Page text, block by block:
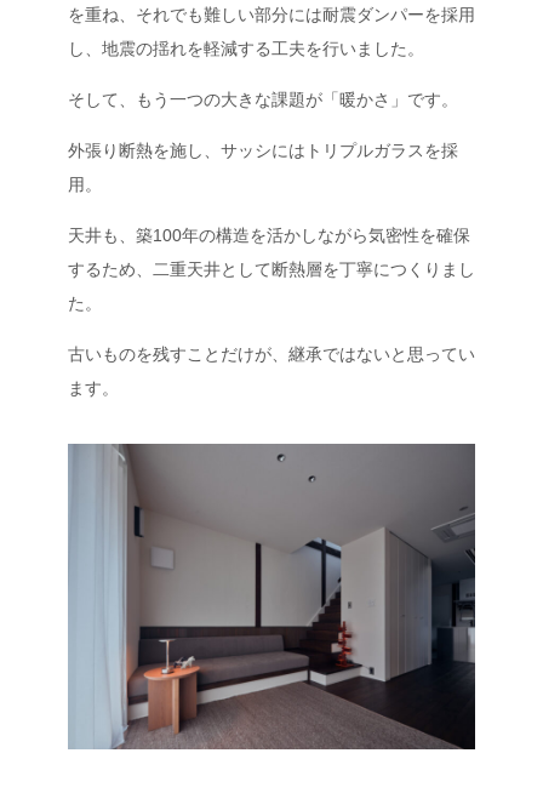
を重ね、それでも難しい部分には耐震ダンパーを採用
し、地震の揺れを軽減する工夫を行いました。
そして、もう一つの大きな課題が「暖かさ」です。
外張り断熱を施し、サッシにはトリプルガラスを採
用。
天井も、築100年の構造を活かしながら気密性を確保
するため、二重天井として断熱層を丁寧につくりまし
た。
古いものを残すことだけが、継承ではないと思ってい
ます。